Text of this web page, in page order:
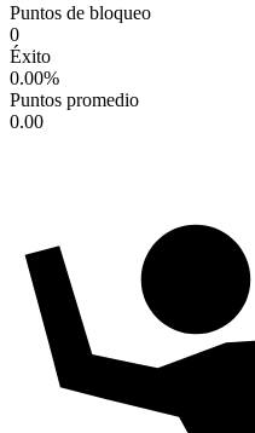
Puntos de bloqueo
0
Éxito
0.00%
Puntos promedio
0.00